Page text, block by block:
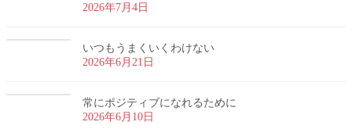
2026年7月4日
いつもうまくいくわけない
2026年6月21日
常にポジティブになれるために
2026年6月10日